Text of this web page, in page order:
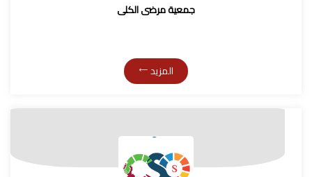
جمعية مرضى الكلى
المزيد